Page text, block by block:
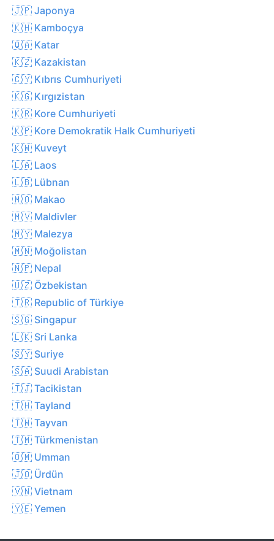
🇯🇵 Japonya
🇰🇭 Kamboçya
🇶🇦 Katar
🇰🇿 Kazakistan
🇨🇾 Kıbrıs Cumhuriyeti
🇰🇬 Kırgızistan
🇰🇷 Kore Cumhuriyeti
🇰🇵 Kore Demokratik Halk Cumhuriyeti
🇰🇼 Kuveyt
🇱🇦 Laos
🇱🇧 Lübnan
🇲🇴 Makao
🇲🇻 Maldivler
🇲🇾 Malezya
🇲🇳 Moğolistan
🇳🇵 Nepal
🇺🇿 Özbekistan
🇹🇷 Republic of Türkiye
🇸🇬 Singapur
🇱🇰 Sri Lanka
🇸🇾 Suriye
🇸🇦 Suudi Arabistan
🇹🇯 Tacikistan
🇹🇭 Tayland
🇹🇼 Tayvan
🇹🇲 Türkmenistan
🇴🇲 Umman
🇯🇴 Ürdün
🇻🇳 Vietnam
🇾🇪 Yemen